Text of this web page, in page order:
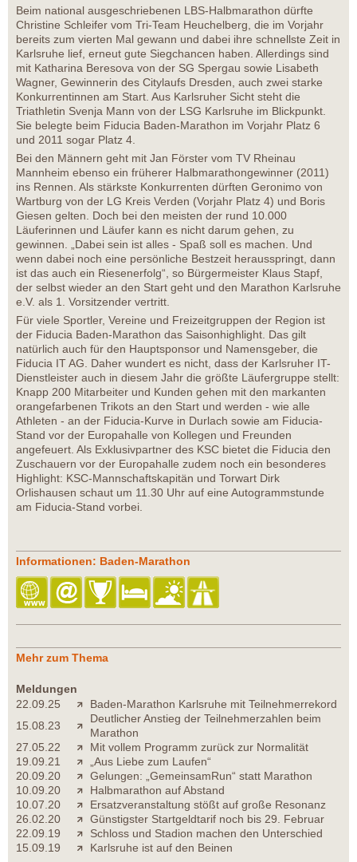
Beim national ausgeschriebenen LBS-Halbmarathon dürfte
Christine Schleifer vom Tri-Team Heuchelberg, die im Vorjahr
bereits zum vierten Mal gewann und dabei ihre schnellste Zeit in
Karlsruhe lief, erneut gute Siegchancen haben. Allerdings sind
mit Katharina Beresova von der SG Spergau sowie Lisabeth
Wagner, Gewinnerin des Citylaufs Dresden, auch zwei starke
Konkurrentinnen am Start. Aus Karlsruher Sicht steht die
Triathletin Svenja Mann von der LSG Karlsruhe im Blickpunkt.
Sie belegte beim Fiducia Baden-Marathon im Vorjahr Platz 6
und 2011 sogar Platz 4.
Bei den Männern geht mit Jan Förster vom TV Rheinau
Mannheim ebenso ein früherer Halbmarathongewinner (2011)
ins Rennen. Als stärkste Konkurrenten dürften Geronimo von
Wartburg von der LG Kreis Verden (Vorjahr Platz 4) und Boris
Giesen gelten. Doch bei den meisten der rund 10.000
Läuferinnen und Läufer kann es nicht darum gehen, zu
gewinnen. „Dabei sein ist alles - Spaß soll es machen. Und
wenn dabei noch eine persönliche Bestzeit herausspringt, dann
ist das auch ein Riesenerfolg“, so Bürgermeister Klaus Stapf,
der selbst wieder an den Start geht und den Marathon Karlsruhe
e.V. als 1. Vorsitzender vertritt.
Für viele Sportler, Vereine und Freizeitgruppen der Region ist
der Fiducia Baden-Marathon das Saisonhighlight. Das gilt
natürlich auch für den Hauptsponsor und Namensgeber, die
Fiducia IT AG. Daher wundert es nicht, dass der Karlsruher IT-
Dienstleister auch in diesem Jahr die größte Läufergruppe stellt:
Knapp 200 Mitarbeiter und Kunden gehen mit den markanten
orangefarbenen Trikots an den Start und werden - wie alle
Athleten - an der Fiducia-Kurve in Durlach sowie am Fiducia-
Stand vor der Europahalle von Kollegen und Freunden
angefeuert. Als Exklusivpartner des KSC bietet die Fiducia den
Zuschauern vor der Europahalle zudem noch ein besonderes
Highlight: KSC-Mannschaftskapitän und Torwart Dirk
Orlishausen schaut um 11.30 Uhr auf eine Autogrammstunde
am Fiducia-Stand vorbei.
Informationen: Baden-Marathon
Mehr zum Thema
Meldungen
22.09.25
Baden-Marathon Karlsruhe mit Teilnehmerrekord
15.08.23
Deutlicher Anstieg der Teilnehmerzahlen beim
Marathon
27.05.22
Mit vollem Programm zurück zur Normalität
19.09.21
„Aus Liebe zum Laufen“
20.09.20
Gelungen: „GemeinsamRun“ statt Marathon
10.09.20
Halbmarathon auf Abstand
10.07.20
Ersatzveranstaltung stößt auf große Resonanz
26.02.20
Günstigster Startgeldtarif noch bis 29. Februar
22.09.19
Schloss und Stadion machen den Unterschied
15.09.19
Karlsruhe ist auf den Beinen